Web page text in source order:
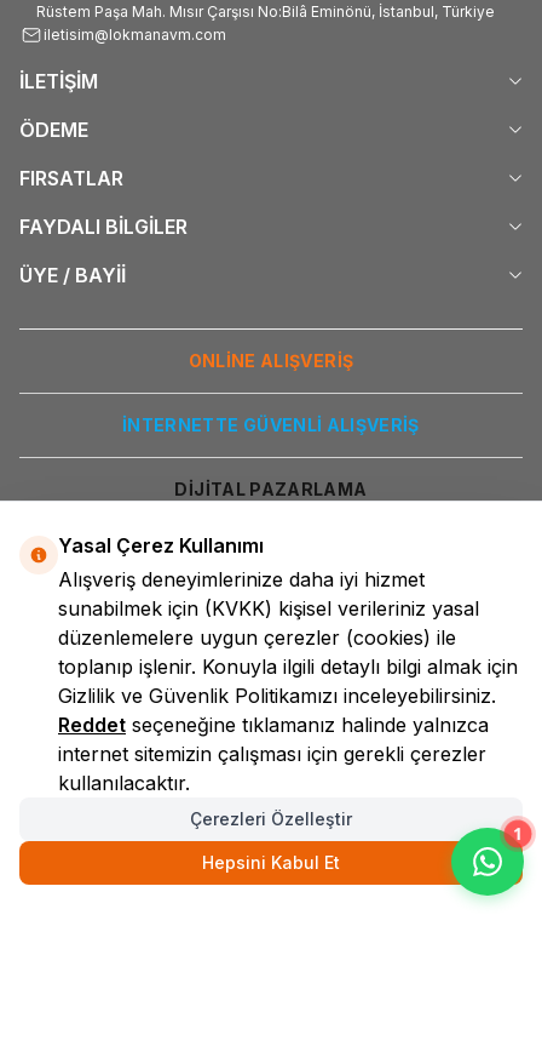
1
Rüstem Paşa Mah. Mısır Çarşısı No:Bilâ Eminönü, İstanbul, Türkiye
iletisim@lokmanavm.com
İLETİŞİM
ÖDEME
FIRSATLAR
FAYDALI BİLGİLER
ÜYE / BAYİİ
ONLİNE ALIŞVERİŞ
İNTERNETTE GÜVENLİ ALIŞVERİŞ
DİJİTAL PAZARLAMA
LokmanAVM
Yasal Çerez Kullanımı
Alışveriş deneyimlerinize daha iyi hizmet
sunabilmek için (KVKK) kişisel verileriniz yasal
düzenlemelere uygun çerezler (cookies) ile
toplanıp işlenir. Konuyla ilgili detaylı bilgi almak için
Gizlilik ve Güvenlik Politikamızı inceleyebilirsiniz.
Reddet seçeneğine tıklamanız halinde yalnızca
internet sitemizin çalışması için gerekli çerezler
kullanılacaktır.
Çerezleri Özelleştir
Hepsini Kabul Et